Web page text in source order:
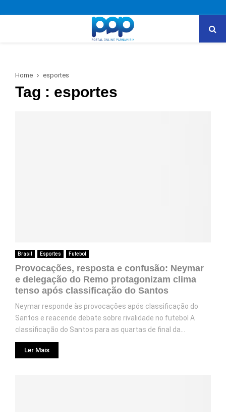
Home esportes
Tag : esportes
Brasil Esportes Futebol
Provocações, resposta e confusão: Neymar
e delegação do Remo protagonizam clima
tenso após classificação do Santos
Neymar responde às provocações após classificação do
Santos e reacende debate sobre rivalidade no futebol A
classificação do Santos para as quartas de final da...
Ler Mais